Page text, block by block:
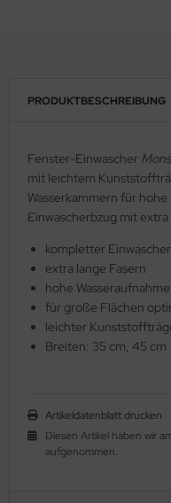
PRODUKTBESCHREIBUNG
Fenster-Einwascher
mit leichtem
Wasserkammern für
Einwascherbzug mit extra
kompletter
extra lange Fasern
hohe Wasseraufnahme
für große Flächen
leichter
Breiten: 35 cm, 45 cm
Artikeldatenblatt drucken
Diesen Artikel haben wir
aufgenommen.